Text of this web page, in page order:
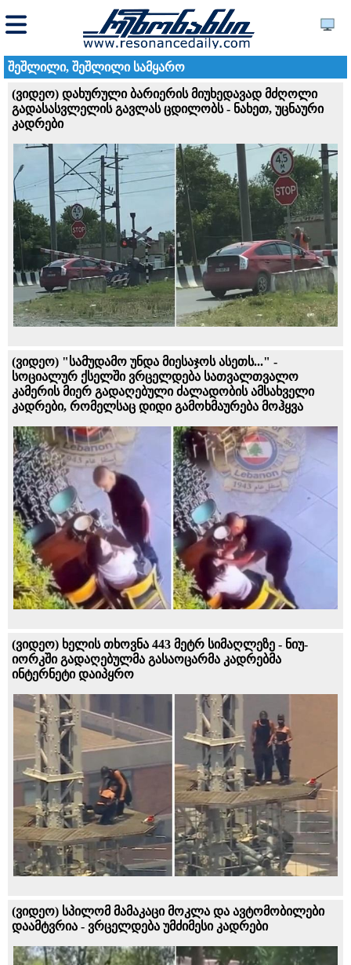
შეშლილი, შეშლილი სამყარო
(ვიდეო) დახურული ბარიერის მიუხედავად მძღოლი
გადასასვლელის გავლას ცდილობს - ნახეთ, უცნაური
კადრები
(ვიდეო) "სამუდამო უნდა მიესაჯოს ასეთს..." -
სოციალურ ქსელში ვრცელდება სათვალთვალო
კამერის მიერ გადაღებული ძალადობის ამსახველი
კადრები, რომელსაც დიდი გამოხმაურება მოჰყვა
(ვიდეო) ხელის თხოვნა 443 მეტრ სიმაღლეზე - ნიუ-
იორკში გადაღებულმა გასაოცარმა კადრებმა
ინტერნეტი დაიპყრო
(ვიდეო) სპილომ მამაკაცი მოკლა და ავტომობილები
დაამტვრია - ვრცელდება უმძიმესი კადრები